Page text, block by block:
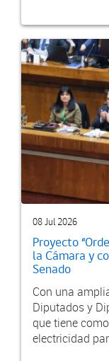
08 Jul 2026
Proyecto
la Cámara y
Senado
Con una
Diputados y
que tiene
electricidad